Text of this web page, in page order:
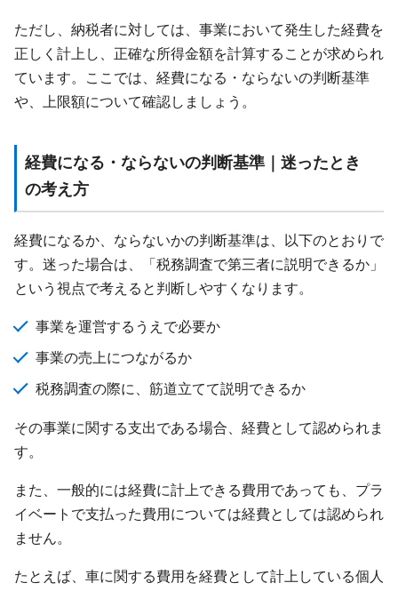
ただし、納税者に対しては、事業において発生した経費を
正しく計上し、正確な所得金額を計算することが求められ
ています。ここでは、経費になる・ならないの判断基準
や、上限額について確認しましょう。
経費になる・ならないの判断基準｜迷ったとき
の考え方
経費になるか、ならないかの判断基準は、以下のとおりで
す。迷った場合は、「税務調査で第三者に説明できるか」
という視点で考えると判断しやすくなります。
事業を運営するうえで必要か
事業の売上につながるか
税務調査の際に、筋道立てて説明できるか
その事業に関する支出である場合、経費として認められま
す。
また、一般的には経費に計上できる費用であっても、プラ
イベートで支払った費用については経費としては認められ
ません。
たとえば、車に関する費用を経費として計上している個人